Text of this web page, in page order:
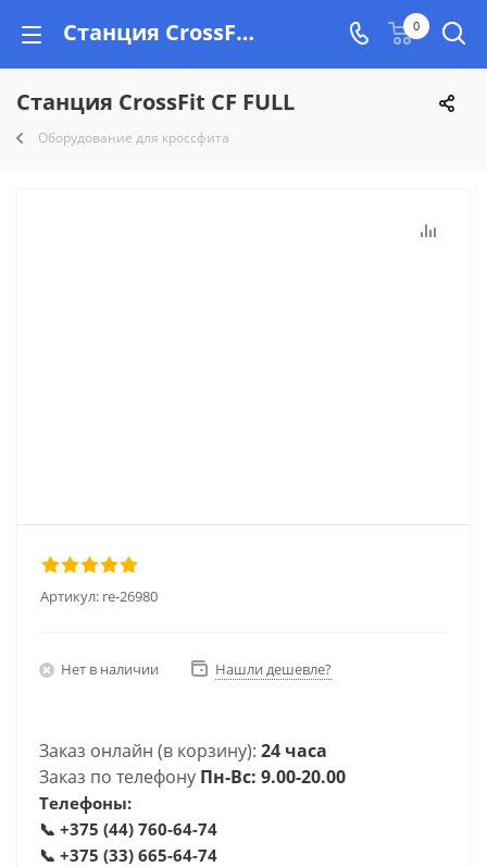
Станция CrossFit CF FULL купить недорого на Vishop.by, рассрочка! 0
Станция CrossFit CF FULL
Оборудование для кроссфита
Артикул: re-26980
Нет в наличии Нашли дешевле?
Заказ онлайн (в корзину): 24 часа
Заказ по телефону Пн-Вс: 9.00-20.00
Телефоны:
📞 +375 (44) 760-64-74
📞 +375 (33) 665-64-74